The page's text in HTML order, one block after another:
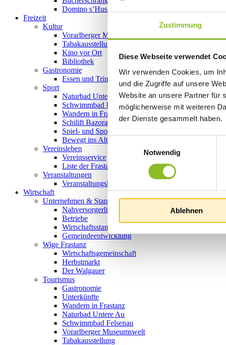
Zustimmung
Diese Webseite verwendet
Wir verwenden Cookies, um
und die Zugriffe auf unsere
Website an unsere Partner für
möglicherweise mit weiteren
der Dienste gesammelt haben.
Einwilligungsauswahl
Notwendig
Ablehnen
Domino s’Hus am Kirchplatz
Freizeit
Kultur
Vorarlberger Museumswelt
Tabakausstellung
Kino vor Ort
Bibliothek
Gastronomie
Essen und Trinken in Frastanz
Sport
Naturbad Untere Au
Schwimmbad Felsenau
Wandern in Frastanz
Schilift Bazora
Spiel- und Sportstätten
Bewegt ins Alter
Vereinsleben
Vereinsservice
Liste der Frastanzer Vereine
Veranstaltungen
Veranstaltungskalender
Wirtschaft
Unternehmen & Standort
Nahversorgerliste
Betriebe
Wirtschaftsstandort Frastanz
Gemeindeentwicklung
Wige Frastanz
Wirtschaftsgemeinschaft
Herbstmarkt
Der Walgauer
Tourismus
Gastronomie
Unterkünfte
Wandern in Frastanz
Naturbad Untere Au
Schwimmbad Felsenau
Vorarlberger Museumswelt
Tabakausstellung